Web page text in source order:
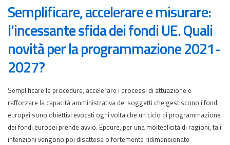
Semplificare, accelerare e misurare:
l’incessante sfida dei fondi UE. Quali
novità per la programmazione 2021-
2027?
Semplificare le procedure, accelerare i processi di attuazione e
rafforzare la capacità amministrativa dei soggetti che gestiscono i fondi
europei sono obiettivi evocati ogni volta che un ciclo di programmazione
dei fondi europei prende avvio. Eppure, per una molteplicità di ragioni, tali
intenzioni vengono poi disattese o fortemente ridimensionate